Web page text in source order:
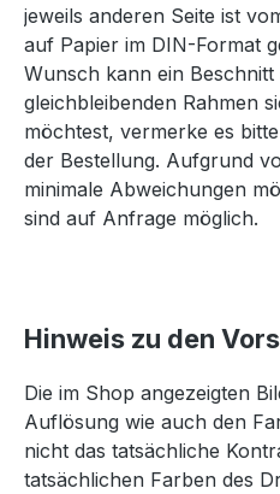
jeweils anderen Seite ist
auf Papier im DIN-Format
Wunsch kann ein
gleichbleibenden Rahmen
möchtest, vermerke es
der Bestellung. Aufgrund
minimale Abweichungen
sind auf Anfrage möglich.
Hinweis zu den
Die im Shop angezeigten
Auflösung wie auch den
nicht das tatsächliche
tatsächlichen Farben des